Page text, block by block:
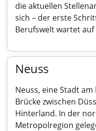
die aktuellen
sich – der erste
Berufswelt wartet auf
Neuss
Neuss, eine Stadt
Brücke zwischen
Hinterland. In der
Metropolregion